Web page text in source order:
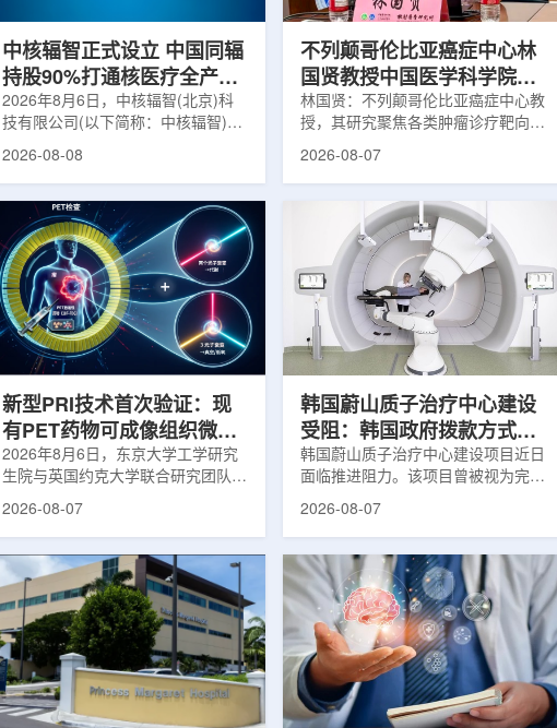
中核辐智正式设立 中国同辐
持股90%打通核医疗全产业
链
2026年8月6日，中核辐智(北京)科
技有限公司(以下简称：中核辐智)正
式设立。公司由中国同辐股份有限公
创)共同出资组建，中国同辐持股
90%，中核浙创持股10%。中核辐智
将承接中国同辐核医学发展中心业
务，锚定智慧核医疗赛道深耕布局。
公司以智慧核医学物联系统为核心载
体，打通核医疗全产业链条，构建智
慧核医学系统+核药+装备+服务协同
发展模式，推动业务从单一产品供给
2026-08-08
不列颠哥伦比亚癌症中心林
国贤教授中国医学科学院放
射医学研究所开展学术交流
林国贤：不列颠哥伦比亚癌症中心教
授，其研究聚焦各类肿瘤诊疗靶向放
射性药物开发，迄今已主导/参与发
完成自研7款放射性药物的临床转
化，用于多种肿瘤诊疗。报告会上，
林国贤教授基于其团队多年的前沿探
索，系统梳理了针对前列腺癌靶点
PSMA的核药相关研究进展：一是F-
18标记PSMA靶向PET显像剂的分子
设计与临床优势;二是通过理性优化
分子结构，大幅提高Lu-177标记治
2026-08-07
新型PRI技术首次验证：现
有PET药物可成像组织微环
境
2026年8月6日，东京大学工学研究
生院与英国约克大学联合研究团队宣
布，已建立一种利用正电子三光子衰
该方法可结合现有临床PET显像剂使
用，有望为核医学影像提供观察组织
微环境的新手段。利用正电子-3光子
衰变的下一代核医学成像概念图目前
临床PET扫描主要利用正电子双光子
湮灭过程显示药物在体内的分布和积
累情况，但对组织缺氧等与疾病恶性
程度相关的微环境信息捕捉有限。...
2026-08-07
韩国蔚山质子治疗中心建设
受阻：韩国政府拨款方式调
整影响项目推进
韩国蔚山质子治疗中心建设项目近日
面临推进阻力。该项目曾被视为完善
韩国东南部区域癌症治疗体系的关键
的难度明显上升。据蔚山市8月6日
消息，蔚山市已于去年3月完成质子
治疗中心建设可行性研究及基本规划
制定服务，并开始争取国家拨款。不
过，韩国保健福祉部回复称，难以单
独为蔚山市提供大型项目资金。此
前，蔚山市曾计划通过建设质子治疗
中心，构建癌症患者可在区域内完成
2026-08-07